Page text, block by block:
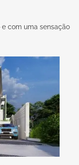
com uma sensação